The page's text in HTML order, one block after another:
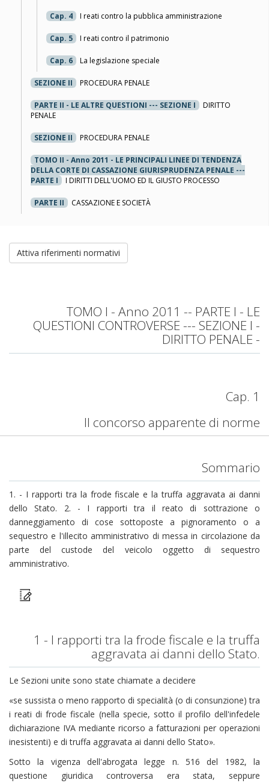
Cap. 4 I reati contro la pubblica amministrazione
Cap. 5 I reati contro il patrimonio
Cap. 6 La legislazione speciale
SEZIONE II PROCEDURA PENALE
PARTE II - LE ALTRE QUESTIONI --- SEZIONE I
DIRITTO
PENALE
SEZIONE II PROCEDURA PENALE
TOMO II - Anno 2011 - LE PRINCIPALI LINEE DI TENDENZA
DELLA CORTE DI CASSAZIONE GIURISPRUDENZA PENALE ---
PARTE I
I DIRITTI DELL'UOMO ED IL GIUSTO PROCESSO
PARTE II CASSAZIONE E SOCIETÀ
Attiva riferimenti normativi
TOMO I - Anno 2011 -- PARTE I - LE
QUESTIONI CONTROVERSE --- SEZIONE I -
DIRITTO PENALE -
Cap. 1
Il concorso apparente di norme
Sommario
1. - I rapporti tra la frode fiscale e la truffa aggravata ai danni
dello Stato. 2. - I rapporti tra il reato di sottrazione o
danneggiamento di cose sottoposte a pignoramento o a
sequestro e l'illecito amministrativo di messa in circolazione da
parte del custode del veicolo oggetto di sequestro
amministrativo.
1 - I rapporti tra la frode fiscale e la truffa
aggravata ai danni dello Stato.
Le Sezioni unite sono state chiamate a decidere
«se sussista o meno rapporto di specialità (o di consunzione) tra
i reati di frode fiscale (nella specie, sotto il profilo dell'infedele
dichiarazione IVA mediante ricorso a fatturazioni per operazioni
inesistenti) e di truffa aggravata ai danni dello Stato».
Sotto la vigenza dell'abrogata legge n. 516 del 1982, la
questione giuridica controversa era stata, seppure